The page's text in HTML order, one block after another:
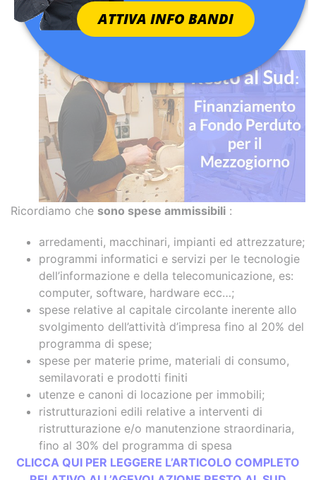
Fondo di Garanzia per le PMI. Gli interessi del
finanziamento sono interamente coperti da un
contributo in conto interessi.
Ricordiamo che sono spese ammissibili :
arredamenti, macchinari, impianti ed attrezzature;
programmi informatici e servizi per le tecnologie
dell’informazione e della telecomunicazione, es:
computer, software, hardware ecc…;
spese relative al capitale circolante inerente allo
svolgimento dell’attività d’impresa fino al 20% del
programma di spese;
spese per materie prime, materiali di consumo,
semilavorati e prodotti finiti
utenze e canoni di locazione per immobili;
ristrutturazioni edili relative a interventi di
ristrutturazione e/o manutenzione straordinaria,
fino al 30% del programma di spesa
CLICCA QUI PER LEGGERE L’ARTICOLO COMPLETO
ATTIVA INFO BANDI